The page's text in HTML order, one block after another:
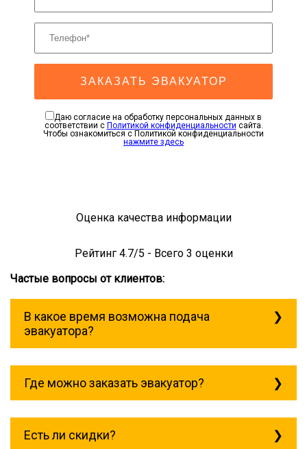
ЗАКАЗАТЬ ЭВАКУАТОР
Даю согласие на обработку персональных данных в
соответствии с Политикой конфиденциальности сайта.
Чтобы ознакомиться с Политикой конфиденциальности
нажмите здесь
Оценка качества информации
Рейтинг 4.7/5 - Всего 3 оценки
Частые вопросы от клиентов:
В какое время возможна подача
эвакуатора?
круглосуточно, без выходных поэтому
звоните в любое время. Балтийская
Где можно заказать эвакуатор?
Москва, Область. Для перевозки
межгород на любое расстояние звоните
Есть ли скидки?